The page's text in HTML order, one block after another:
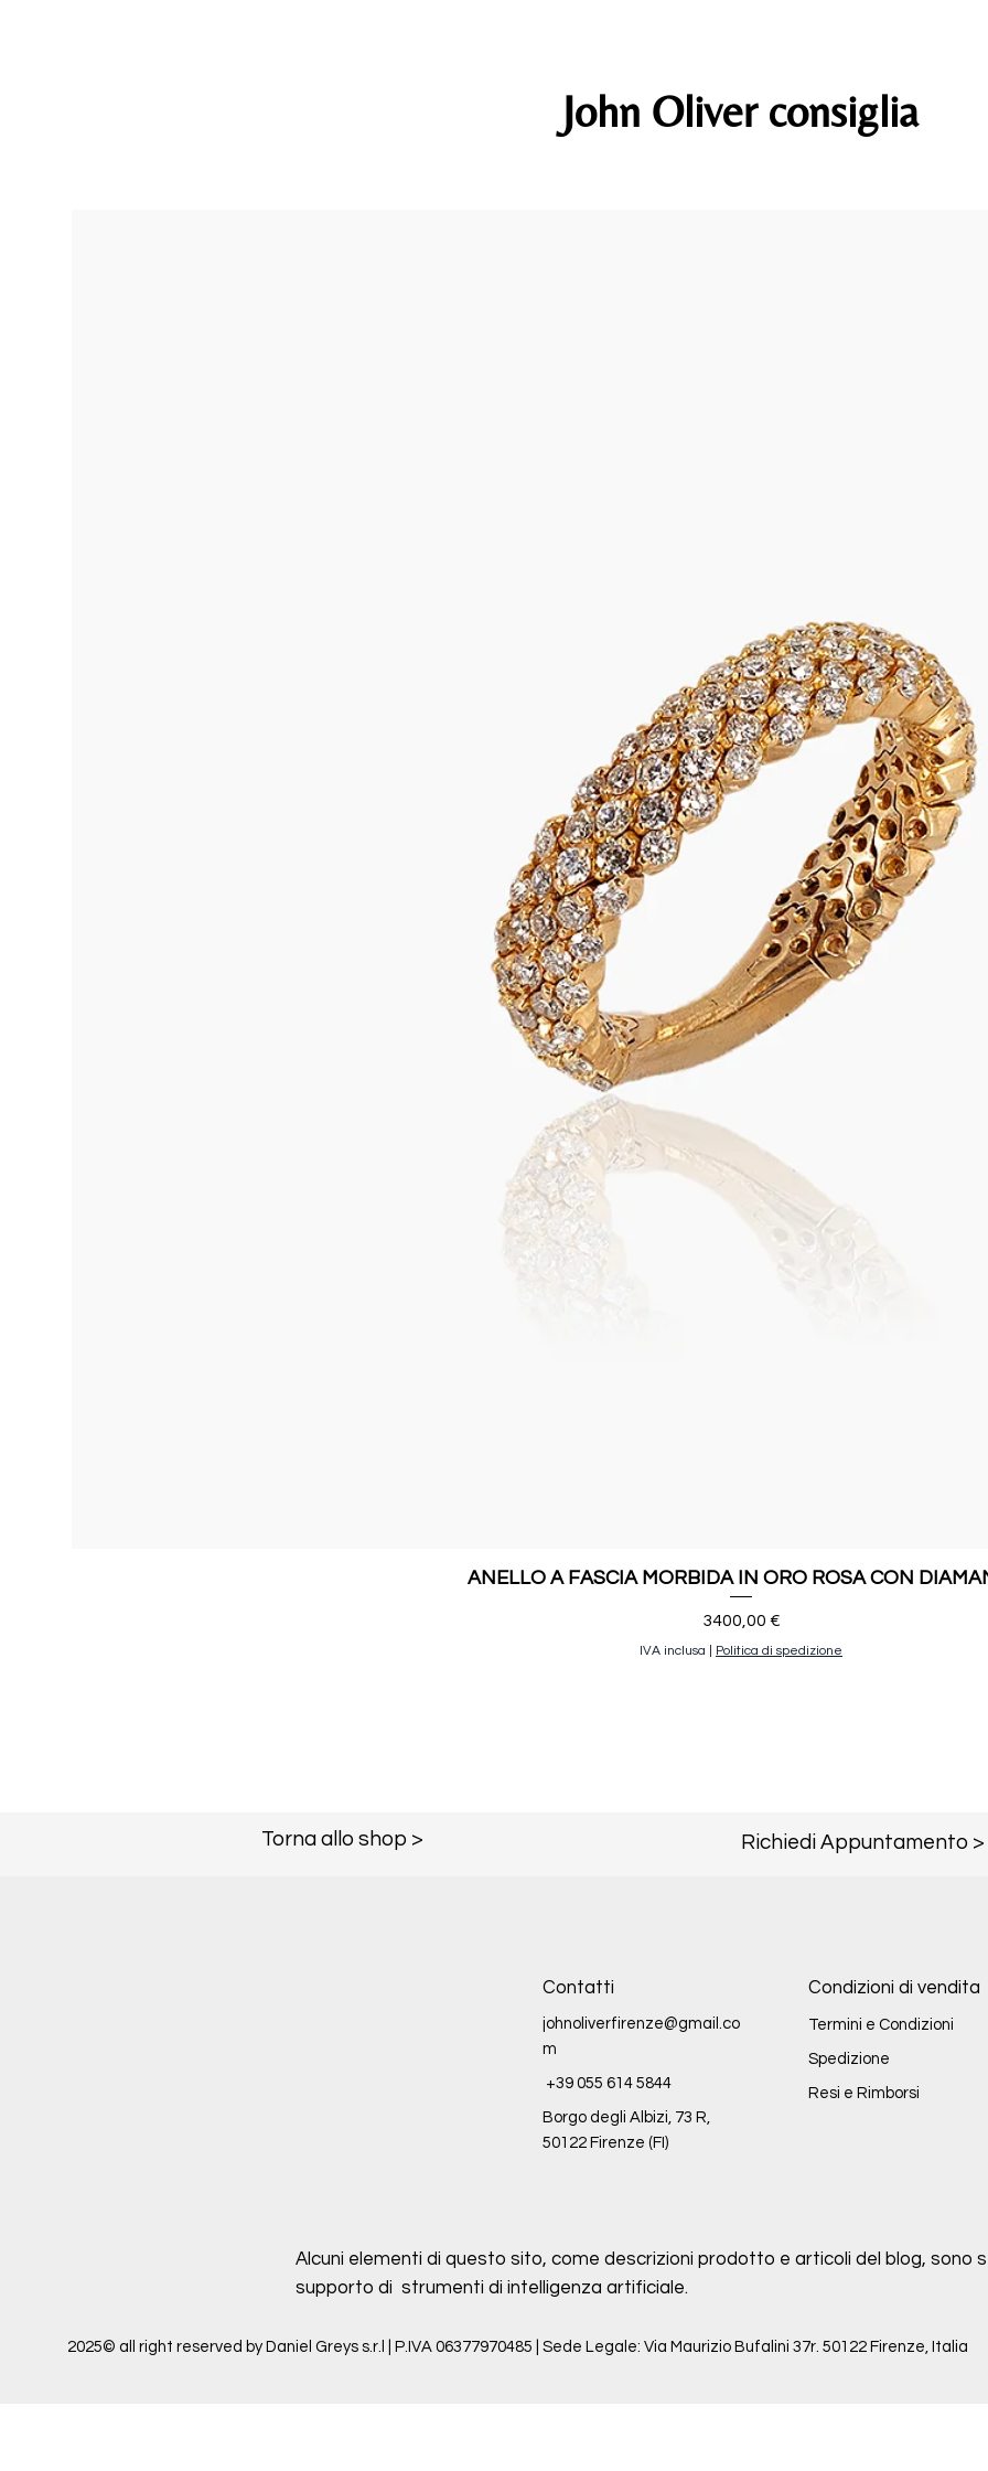
John Oliver consiglia
ANELLO A FASCIA MORBIDA IN ORO ROSA CON
Prezzo
3400,00 €
IVA inclusa Politica di spedizione
Torna allo shop > Richiedi Appuntamento >
Alcuni elementi di questo sito, come descrizioni prodotto e articoli del blog, sono
supporto di strumenti di intelligenza artificiale.
Contatti
johnoliverfirenze@gmail.co
m
+39 055 614 5844
Borgo degli Albizi, 73 R,
50122 Firenze (FI)
Condizioni di vendita
Termini e Condizioni
Spedizione
Resi e Rimborsi
2025© all right reserved by Daniel Greys s.r.l | P.IVA 06377970485 | Sede Legale: Via Maurizio Bufalini 37r. 50122 Firenze, Italia